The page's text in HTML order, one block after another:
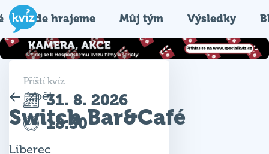
Kde hrajeme Můj tým Výsledky
zpět
Switch Bar&Café
Liberec
Příští kvíz
31. 8. 2026
18:30